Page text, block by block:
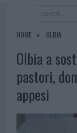
HOME OLBIA
Olbia a
pastori,
appesi